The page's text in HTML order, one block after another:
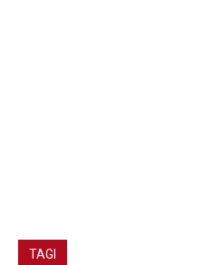
TAGI